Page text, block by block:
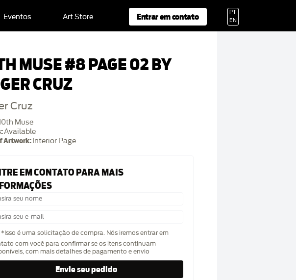
Eventos Art Store Entrar em contato
PT
EN
MUSE #8 PAGE 02 BY
CRUZ
Cruz
Muse
Available
Artwork: Interior Page
EM CONTATO PARA MAIS
*Isso é uma solicitação de compra. Nós iremos entrar em
com você para confirmar se os itens continuam
com mais detalhes de pagamento e envio